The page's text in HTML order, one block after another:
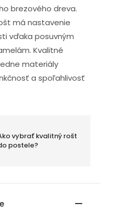
brezového dreva.
má nastavenie
vďaka posuvným
Kvalitné
materiály
a spoľahlivosť
vybrať kvalitný rošt
postele?